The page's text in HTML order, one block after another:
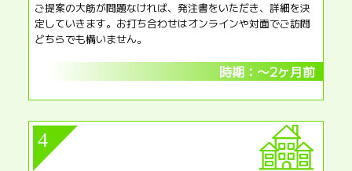
ご提案の大筋が問題なければ、発注書をいただき、詳細を決
定していきます。お打ち合わせはオンラインや対面でご訪問
どちらでも構いません。
時期：〜2ヶ月前
4